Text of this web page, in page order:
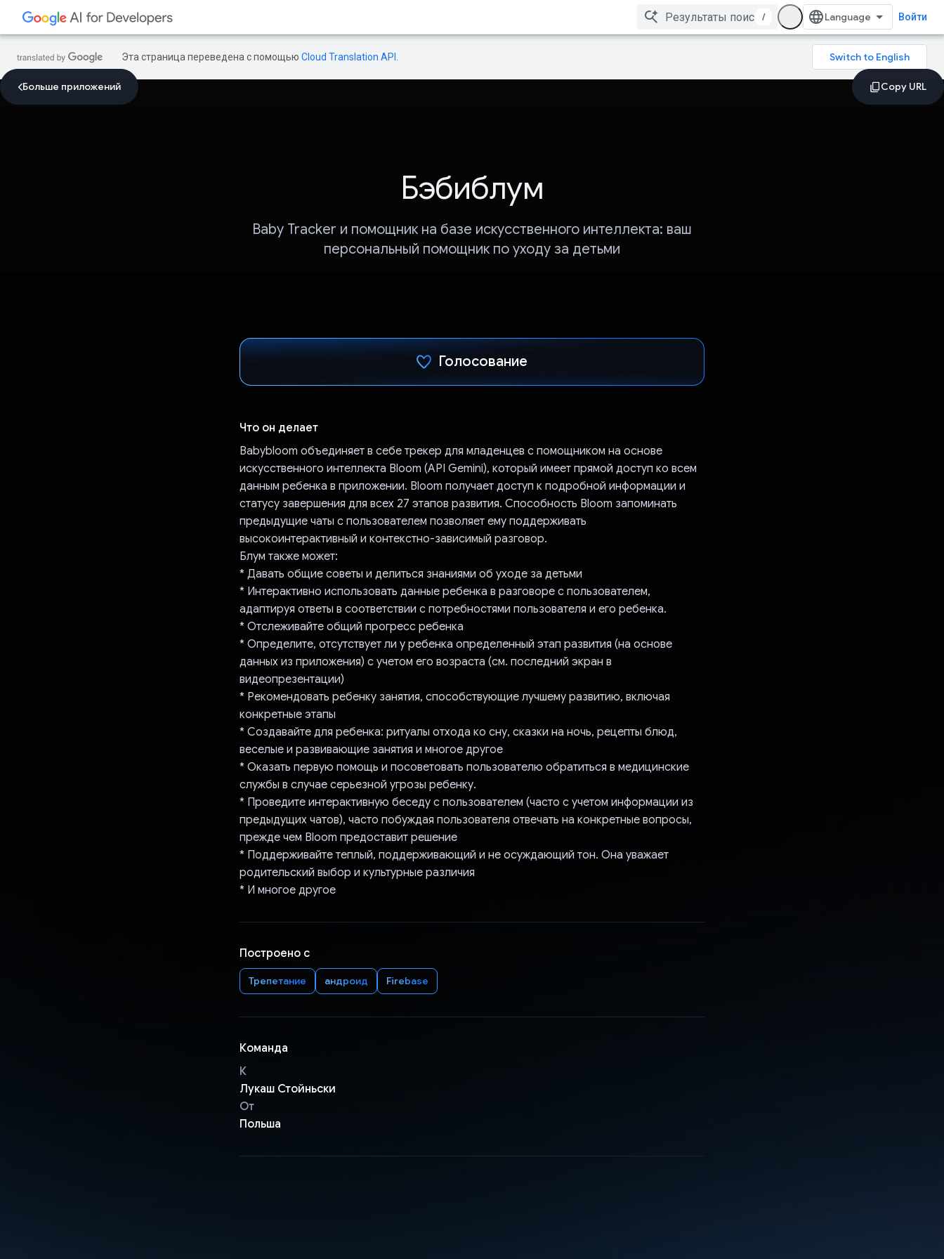
/ Войти
Эта страница переведена с помощью Cloud Translation API
Больше приложений
Бэбиблум
Baby Tracker и помощник на базе искусственного интеллекта: ваш
персональный помощник по уходу за детьми
Голосование
Что он делает
Babybloom объединяет в себе трекер для младенцев с помощником на основе
искусственного интеллекта Bloom (API Gemini), который имеет прямой доступ ко всем
данным ребенка в приложении. Bloom получает доступ к подробной информации и
статусу завершения для всех 27 этапов развития. Способность Bloom запоминать
предыдущие чаты с пользователем позволяет ему поддерживать
высокоинтерактивный и контекстно-зависимый разговор.
Блум также может:
* Давать общие советы и делиться знаниями об уходе за детьми
* Интерактивно использовать данные ребенка в разговоре с пользователем,
адаптируя ответы в соответствии с потребностями пользователя и его ребенка.
* Отслеживайте общий прогресс ребенка
* Определите, отсутствует ли у ребенка определенный этап развития (на основе
данных из приложения) с учетом его возраста (см. последний экран в
видеопрезентации)
* Рекомендовать ребенку занятия, способствующие лучшему развитию, включая
конкретные этапы
* Создавайте для ребенка: ритуалы отхода ко сну, сказки на ночь, рецепты блюд,
веселые и развивающие занятия и многое другое
* Оказать первую помощь и посоветовать пользователю обратиться в медицинские
службы в случае серьезной угрозы ребенку.
* Проведите интерактивную беседу с пользователем (часто с учетом информации из
предыдущих чатов), часто побуждая пользователя отвечать на конкретные вопросы,
прежде чем Bloom предоставит решение
* Поддерживайте теплый, поддерживающий и не осуждающий тон. Она уважает
родительский выбор и культурные различия
* И многое другое
Построено с
Трепетание андроид Firebase
Команда
К
Лукаш Стойньски
От
Польша